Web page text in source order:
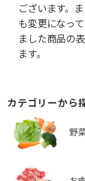
ございます。
も変更になっ
ました商品の
ます。
カテゴリーから